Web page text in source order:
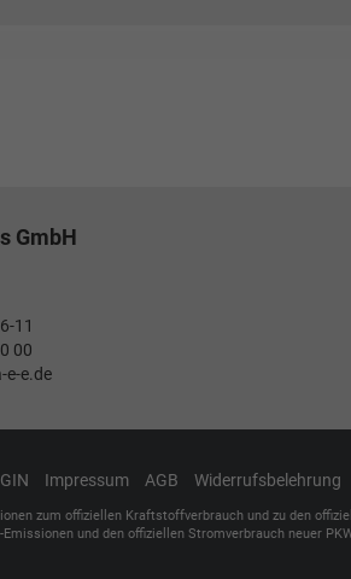
GmbH
11
00
e-e.de
Impressum AGB Widerrufsbelehrung
zum offiziellen Kraftstoffverbrauch und zu den
-Emissionen und den offiziellen Stromverbrauch neuer